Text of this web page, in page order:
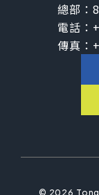
總部：
電話：
傳真：
© 2026